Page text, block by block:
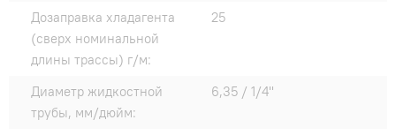
Дозаправка хладагента
(сверх номинальной
длины трассы) г/м:
25
Диаметр жидкостной
трубы, мм/дюйм:
6,35 / 1/4"